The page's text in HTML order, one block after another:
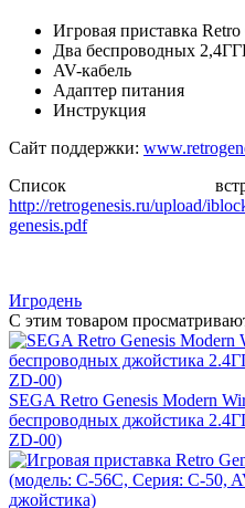
Игровая приставка
Два беспроводных
AV-кабель
Адаптер питания
Инструкция
Сайт поддержки:
Список
http://retrogenesis.ru/upload/
genesis.pdf
Игродень
С этим товаром
SEGA Retro Genesis Modern
беспроводных джойстика
ZD-00)